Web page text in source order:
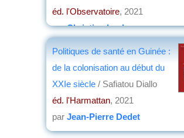
éd. l'Observatoire, 2021
parChristian Lochon
Politiques de santé en Guinée :
de la colonisation au début du
XXIe siècle / Safiatou Diallo
éd. l'Harmattan, 2021
par Jean-Pierre Dedet